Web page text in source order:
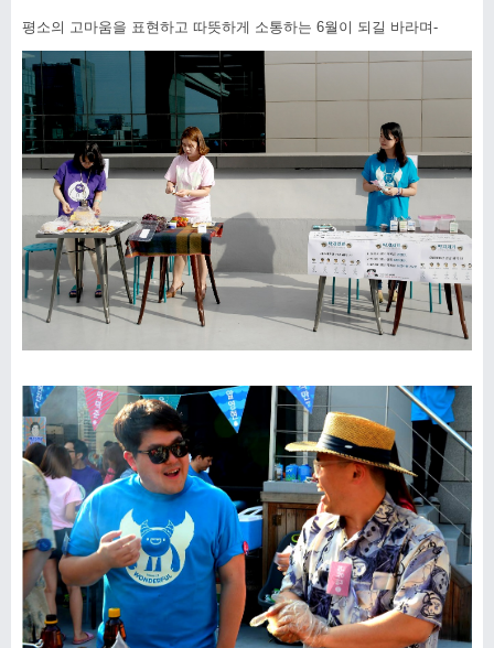
평소의 고마움을 표현하고 따뜻하게 소통하는 6월이 되길 바라며-